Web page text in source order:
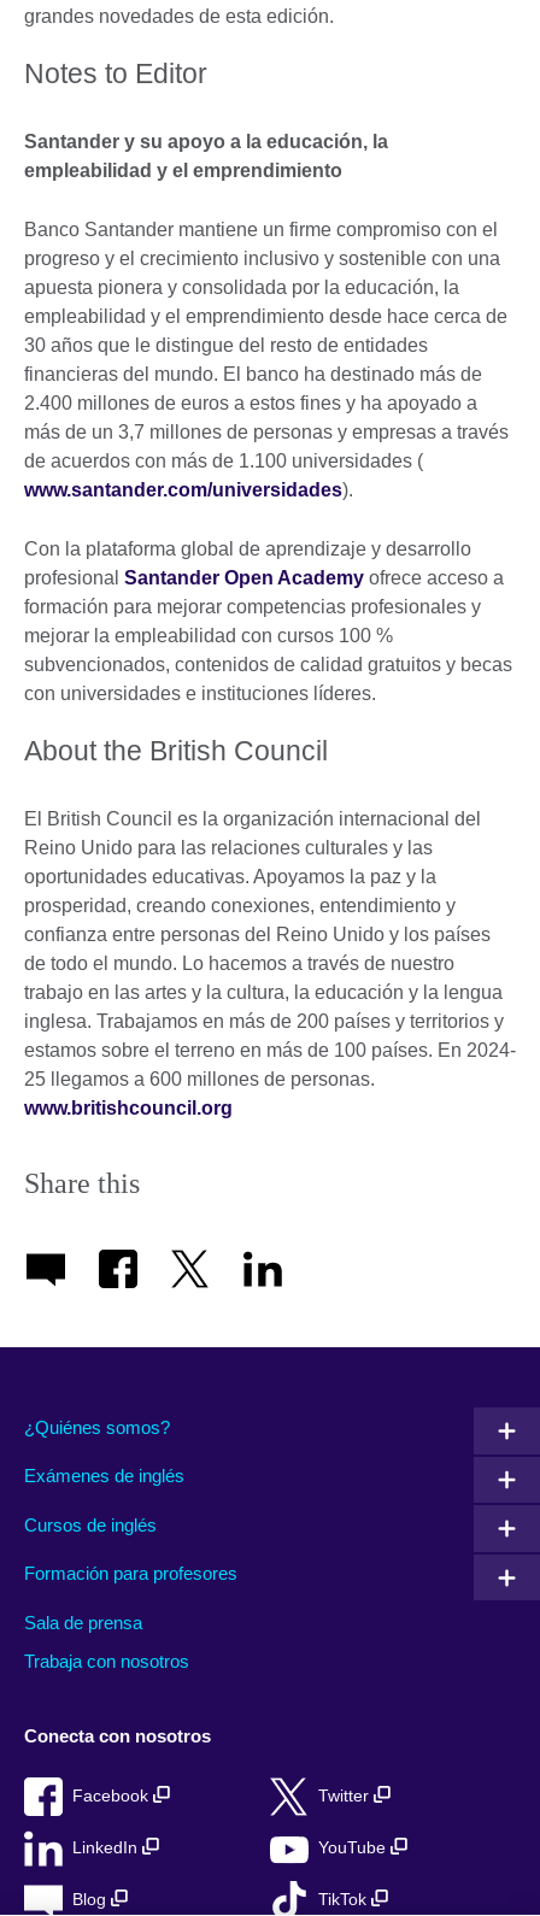
grandes novedades de esta edición.
Notes to Editor
Santander y su apoyo a la educación, la
empleabilidad y el emprendimiento
Banco Santander mantiene un firme compromiso con el
progreso y el crecimiento inclusivo y sostenible con una
apuesta pionera y consolidada por la educación, la
empleabilidad y el emprendimiento desde hace cerca de
30 años que le distingue del resto de entidades
financieras del mundo. El banco ha destinado más de
2.400 millones de euros a estos fines y ha apoyado a
más de un 3,7 millones de personas y empresas a través
de acuerdos con más de 1.100 universidades (
www.santander.com/universidades).
Con la plataforma global de aprendizaje y desarrollo
profesional Santander Open Academy ofrece acceso a
formación para mejorar competencias profesionales y
mejorar la empleabilidad con cursos 100 %
subvencionados, contenidos de calidad gratuitos y becas
con universidades e instituciones líderes.
About the British Council
El British Council es la organización internacional del
Reino Unido para las relaciones culturales y las
oportunidades educativas. Apoyamos la paz y la
prosperidad, creando conexiones, entendimiento y
confianza entre personas del Reino Unido y los países
de todo el mundo. Lo hacemos a través de nuestro
trabajo en las artes y la cultura, la educación y la lengua
inglesa. Trabajamos en más de 200 países y territorios y
estamos sobre el terreno en más de 100 países. En 2024-
25 llegamos a 600 millones de personas.
www.britishcouncil.org
Share this
¿Quiénes somos?
Exámenes de inglés
Cursos de inglés
Formación para profesores
Sala de prensa
Trabaja con nosotros
Conecta con nosotros
Facebook Twitter
LinkedIn YouTube
Blog TikTok